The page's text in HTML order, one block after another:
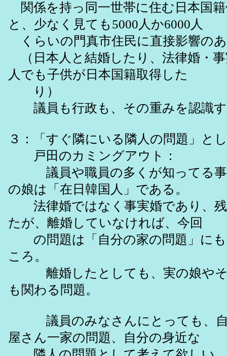
関係を持っ同一世帯に住む日本国
と、少なく見ても5000人か6000人
くらいの門真市住民に直接影響の
（日本人と結婚したり、法律婚・
人でも子供が日本国籍取得した
り）
議員も行政も、その重みを認識
３：「すぐ隣にいる隣人の問題」と
戸田のカミングアウト：
議員や職員の多くが知ってる事
の娘は「在日韓国人」である。
法律婚ではなく事実婚であり、残
たが、離婚していなければ、今回
の問題は「自分の家の問題」にも
ころ。
離婚したとしても、実の娘やそ
も関わる問題。
議員のみなさんにとっても、自
屋さん一家の問題、自分の身近な